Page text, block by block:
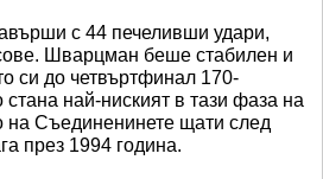
с 44 печеливши удари,
Шварцман беше стабилен и
си до четвъртфинал 170-
най-ниският в тази фаза на
на Съединенинете щати след
през 1994 година.